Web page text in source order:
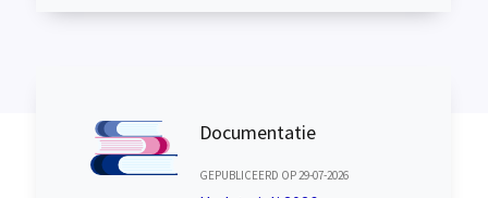
Documentatie
GEPUBLICEERD OP 29-07-2026